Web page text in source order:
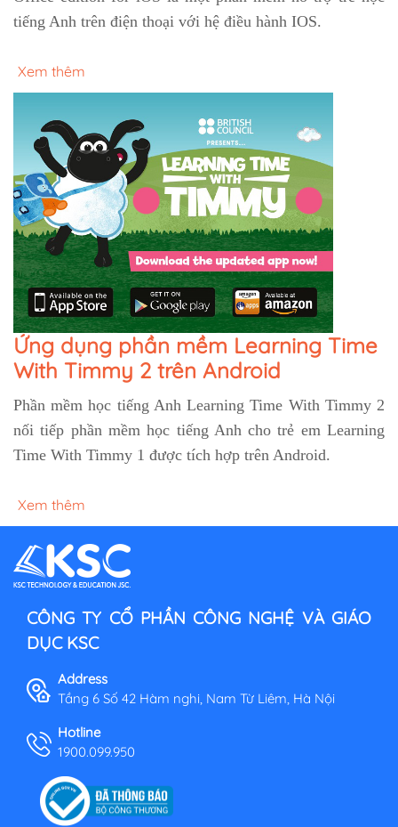
tiếng Anh trên điện thoại với hệ điều hành IOS.
Xem thêm
Ứng dụng phần mềm Learning Time
With Timmy 2 trên Android
Phần mềm học tiếng Anh Learning Time With Timmy 2
nối tiếp phần mềm học tiếng Anh cho trẻ em Learning
Time With Timmy 1 được tích hợp trên Android.
Xem thêm
CÔNG TY CỔ PHẦN CÔNG NGHỆ VÀ GIÁO
DỤC KSC
Address
Tầng 6 Số 42 Hàm nghi, Nam Từ Liêm, Hà Nội
Hotline
1900.099.950